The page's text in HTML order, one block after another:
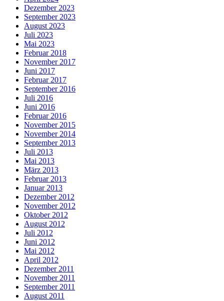
Dezember 2023
September 2023
August 2023
Juli 2023
Mai 2023
Februar 2018
November 2017
Juni 2017
Februar 2017
September 2016
Juli 2016
Juni 2016
Februar 2016
November 2015
November 2014
September 2013
Juli 2013
Mai 2013
März 2013
Februar 2013
Januar 2013
Dezember 2012
November 2012
Oktober 2012
August 2012
Juli 2012
Juni 2012
Mai 2012
April 2012
Dezember 2011
November 2011
September 2011
August 2011